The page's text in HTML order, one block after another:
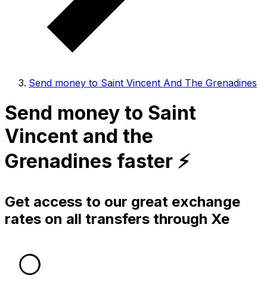
Send money to Saint Vincent And The Grenadines
Send money to Saint
Vincent and the
Grenadines faster ⚡️
Get access to our great exchange
rates on all transfers through Xe